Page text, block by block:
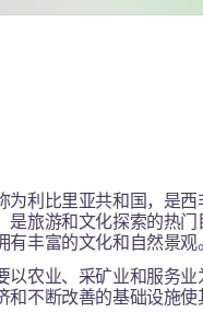
为利比里亚共和国，是
是旅游和文化探索的热
丰富的文化和自然景观。
以农业、采矿业和服务
和不断改善的基础设施使